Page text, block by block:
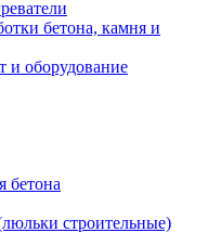
бетона, камня и
и оборудование
бетона
строительные)